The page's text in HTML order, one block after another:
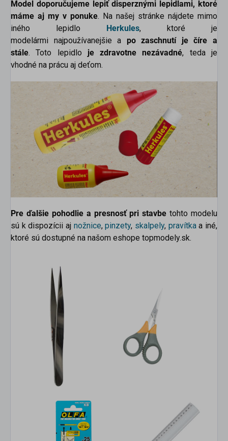
Model doporučujeme lepiť disperznými lepidlami, ktoré
máme aj my v ponuke. Na našej stránke nájdete mimo
iného lepidlo Herkules, ktoré je
modelármi najpoužívanejšie a po zaschnutí je číre a
stále. Toto lepidlo je zdravotne nezávadné, teda je
vhodné na prácu aj deťom.
Pre ďalšie pohodlie a presnosť pri stavbe tohto modelu
sú k dispozícii aj nožnice,pinzety, skalpely, pravítkaa iné,
ktoré sú dostupné na našom eshope topmodely.sk.